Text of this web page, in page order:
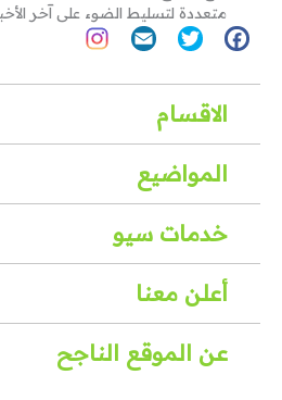
متعددة لتسليط الضوء على آخر
الاقسام
المواضيع
خدمات سيو
أعلن معنا
عن الموقع الناجح